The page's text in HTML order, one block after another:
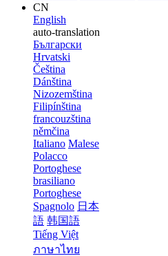
CN
English
auto-translation
Български
Hrvatski
Čeština
Dánština
Nizozemština
Filipínština
francouzština
němčina
Italiano Malese
Polacco
Portoghese
brasiliano
Portoghese
Spagnolo 日本
語 韩国語
Tiếng Việt
ภาษาไทย